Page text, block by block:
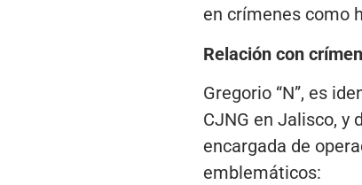
en crímenes como
Relación con
Gregorio “N”, es
CJNG en Jalisco, y
encargada de
emblemáticos: